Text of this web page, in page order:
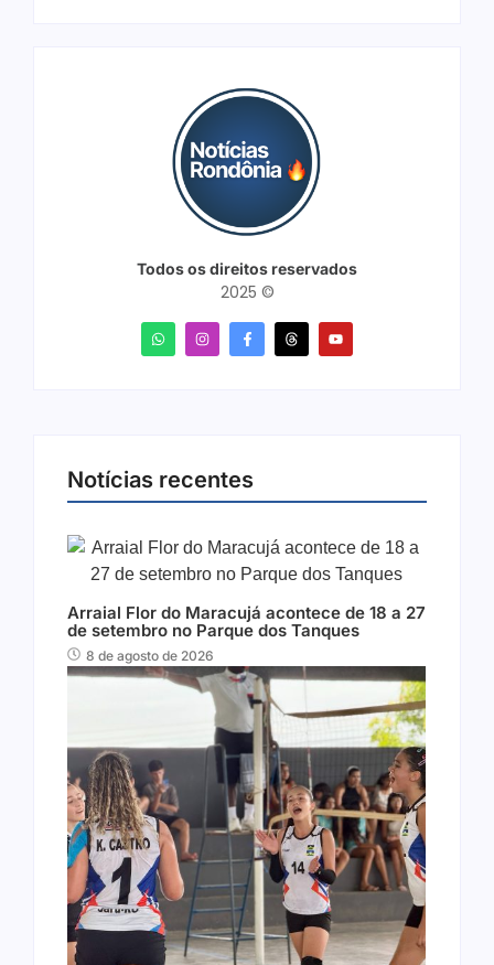
Todos os direitos reservados
2025 ©
Notícias recentes
Arraial Flor do Maracujá acontece de 18 a 27
de setembro no Parque dos Tanques
8 de agosto de 2026